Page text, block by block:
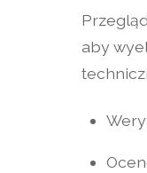
aby